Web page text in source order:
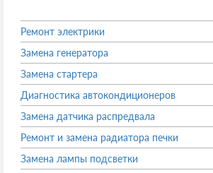
Ремонт электрики
Замена генератора
Замена стартера
Диагностика автокондиционеров
Замена датчика распредвала
Ремонт и замена радиатора печки
Замена лампы подсветки